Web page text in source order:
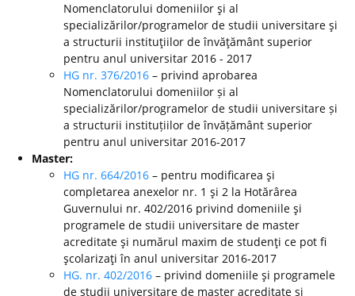
Nomenclatorului domeniilor şi al
specializărilor/programelor de studii universitare şi
a structurii instituţiilor de învăţământ superior
pentru anul universitar 2016 - 2017
HG nr. 376/2016 – privind aprobarea
Nomenclatorului domeniilor și al
specializărilor/programelor de studii universitare și
a structurii instituțiilor de învățământ superior
pentru anul universitar 2016-2017
Master:
HG nr. 664/2016 – pentru modificarea şi
completarea anexelor nr. 1 şi 2 la Hotărârea
Guvernului nr. 402/2016 privind domeniile şi
programele de studii universitare de master
acreditate şi numărul maxim de studenţi ce pot fi
şcolarizaţi în anul universitar 2016-2017
HG. nr. 402/2016 – privind domeniile şi programele
de studii universitare de master acreditate şi